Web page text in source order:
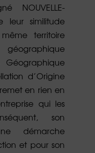
NOUVELLE-
leur similitude
territoire
d’Origine
en rien en
qui les
son
démarche
et pour son